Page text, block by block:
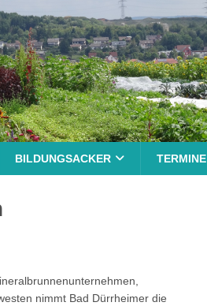
BILDUNGSACKER TERMINE
nimmt Bad Dürrheimer die